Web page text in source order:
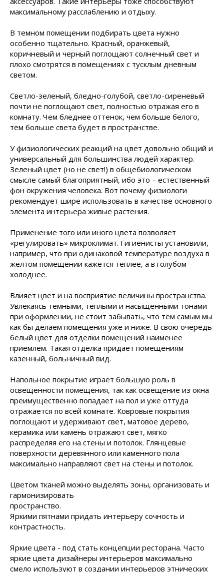
максимальному расслаблению и отдыху.
В темном помещении подбирать цвета нужно
особенно тщательно. Красный, оранжевый,
коричневый и черный поглощают солнечный свет и
плохо смотрятся в помещениях с тусклым дневным
светом.
Светло-зеленый, бледно-голубой, светло-сиреневый
почти не поглощают свет, полностью отражая его в
комнату. Чем бледнее оттенок, чем больше белого,
тем больше света будет в пространстве.
У физиологических реакций на цвет довольно общий и
универсальный для большинства людей характер.
Зеленый цвет (но не свет!) в общебиологическом
смысле самый благоприятный, ибо это – естественный
фон окружения человека. Вот почему физиологи
рекомендует шире использовать в качестве основного
элемента интерьера живые растения.
Применение того или иного цвета позволяет
«регулировать» микроклимат. Гигиенисты установили,
например, что при одинаковой температуре воздуха в
желтом помещении кажется теплее, а в голубом –
холоднее.
Влияет цвет и на восприятие величины пространства.
Увлекаясь темными, теплыми и насыщенными тонами
при оформлении, не стоит забывать, что тем самым мы
как бы делаем помещения уже и ниже. В свою очередь
белый цвет для отделки помещений наименее
приемлем. Такая отделка придает помещениям
казенный, больничный вид.
Напольное покрытие играет большую роль в
освещенности помещения, так как освещение из окна
преимущественно попадает на пол и уже оттуда
отражается по всей комнате. Ковровые покрытия
поглощают и удерживают свет, матовое дерево,
керамика или камень отражают свет, мягко
распределяя его на стены и потолок. Глянцевые
поверхности деревянного или каменного пола
максимально направляют свет на стены и потолок.
Цветом тканей можно выделять зоны, организовать и
гармонизировать
пространство.
Яркими пятнами придать интерьеру сочность и
контрастность.
Яркие цвета - под стать концепции ресторана. Часто
яркие цвета дизайнеры интерьеров максимально
смело используют в создании интерьеров этнических